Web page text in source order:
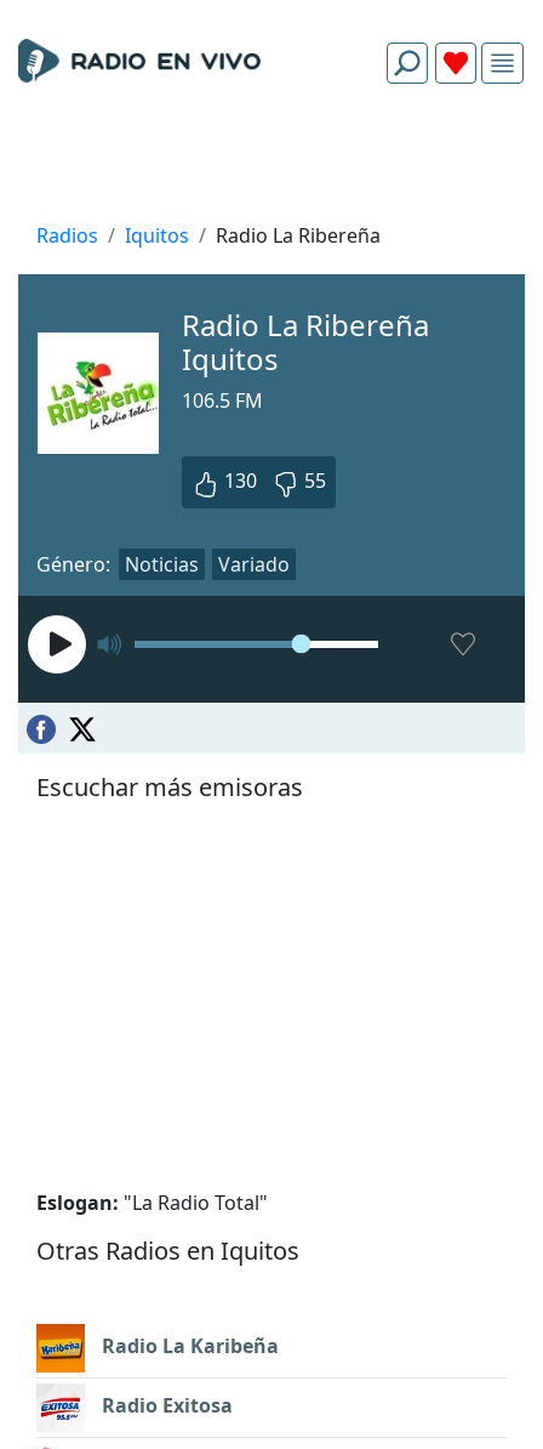
Radios Iquitos Radio La Ribereña
Radio La Ribereña
Iquitos
106.5 FM
130 55
Género: Noticias Variado
Escuchar más emisoras
Eslogan: "La Radio Total"
Otras Radios en Iquitos
Radio La Karibeña
Radio Exitosa